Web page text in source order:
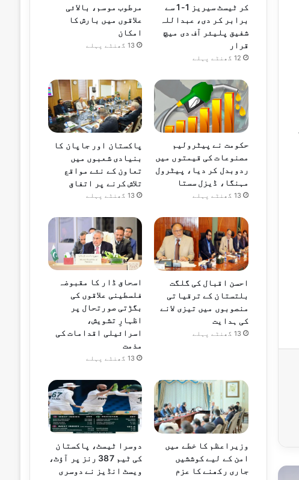
کر ٹیسٹ سیریز 1-1 سے
برابر کر دی، عبداللہ
شفیق پلیئر آف دی میچ
قرار
12 گھنٹے پہلے
مرطوب موسم، بالائی
علاقوں میں بارش کا
امکان
13 گھنٹے پہلے
حکومت نے پیٹرولیم
مصنوعات کی قیمتوں میں
ردوبدل کر دیا، پیٹرول
مہنگا، ڈیزل سستا
13 گھنٹے پہلے
پاکستان اور جاپان کا
بنیادی شعبوں میں
تعاون کے نئے مواقع
تلاش کرنے پر اتفاق
13 گھنٹے پہلے
احسن اقبال کی گلگت
بلتستان کے ترقیاتی
منصوبوں میں تیزی لانے
کی ہدایت
13 گھنٹے پہلے
اسحاق ڈار کا مقبوضہ
فلسطینی علاقوں کی
بگڑتی صورتحال پر
اظہارِ تشویش،
اسرائیلی اقدامات کی
مذمت
13 گھنٹے پہلے
وزیراعظم کا خطے میں
امن کے لیے کوششیں
جاری رکھنے کا عزم
دوسرا ٹیسٹ، پاکستان
کی ٹیم 387 رنز پر آؤٹ،
ویسٹ انڈیز نے دوسری